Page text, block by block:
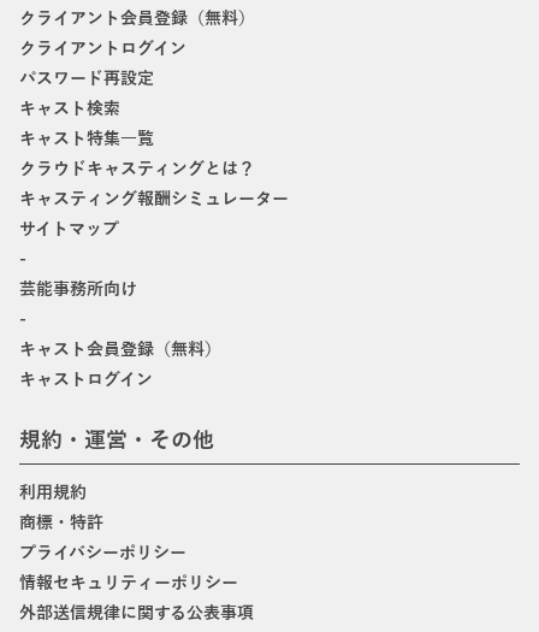
クライアント会員登録（無料）
クライアントログイン
パスワード再設定
キャスト検索
キャスト特集一覧
クラウドキャスティングとは？
キャスティング報酬シミュレーター
サイトマップ
-
芸能事務所向け
-
キャスト会員登録（無料）
キャストログイン
規約・運営・その他
利用規約
商標・特許
プライバシーポリシー
情報セキュリティーポリシー
外部送信規律に関する公表事項